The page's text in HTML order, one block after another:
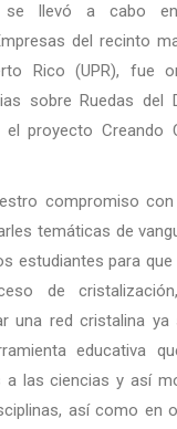
se llevó a cabo
del recinto
Rico (UPR), fue
sobre Ruedas del
el proyecto Creando
compromiso
temáticas de
estudiantes para
de
una red cristalina
educativa
a las ciencias y así
así como en